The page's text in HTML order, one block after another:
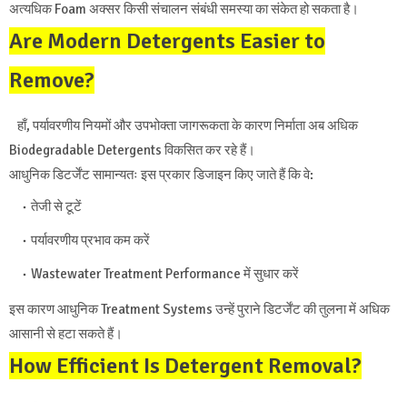
अत्यधिक Foam अक्सर किसी संचालन संबंधी समस्या का संकेत हो सकता है।
Are Modern Detergents Easier to
Remove?
हाँ, पर्यावरणीय नियमों और उपभोक्ता जागरूकता के कारण निर्माता अब अधिक
Biodegradable Detergents विकसित कर रहे हैं।
आधुनिक डिटर्जेंट सामान्यतः इस प्रकार डिजाइन किए जाते हैं कि वे:
तेजी से टूटें
पर्यावरणीय प्रभाव कम करें
Wastewater Treatment Performance में सुधार करें
इस कारण आधुनिक Treatment Systems उन्हें पुराने डिटर्जेंट की तुलना में अधिक
आसानी से हटा सकते हैं।
How Efficient Is Detergent Removal?